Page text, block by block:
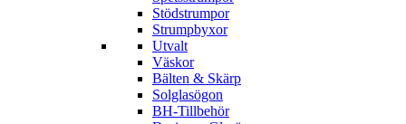
Stödstrumpor
Strumpbyxor
Utvalt
Väskor
Bälten & Skärp
Solglasögon
BH-Tillbehör